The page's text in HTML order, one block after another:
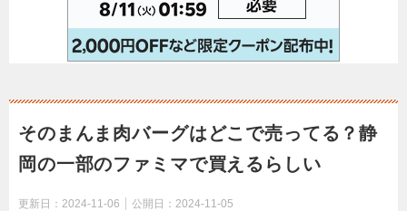
そのまんま肉バーグはどこで売ってる？静
岡の一部のファミマで買えるらしい
更新日： 2024-11-06 公開日： 2024-11-05